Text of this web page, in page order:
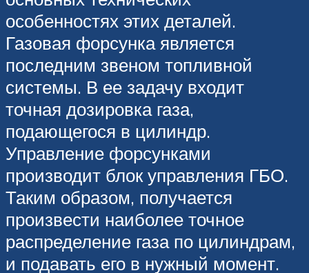
особенностях этих деталей.
Газовая форсунка является
последним звеном топливной
системы. В ее задачу входит
точная дозировка газа,
подающегося в цилиндр.
Управление форсунками
производит блок управления ГБО.
Таким образом, получается
произвести наиболее точное
распределение газа по цилиндрам,
и подавать его в нужный момент.